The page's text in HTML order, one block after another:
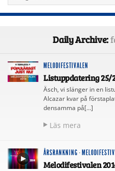
Daily Archive:
MELODIFESTIVALEN
Listuppdatering 25/2
Äsch, vi slänger in en
Alcazar kvar på
densamma på[…]
Läs mera
ÅRSRANKNING ·
Melodifestivalen